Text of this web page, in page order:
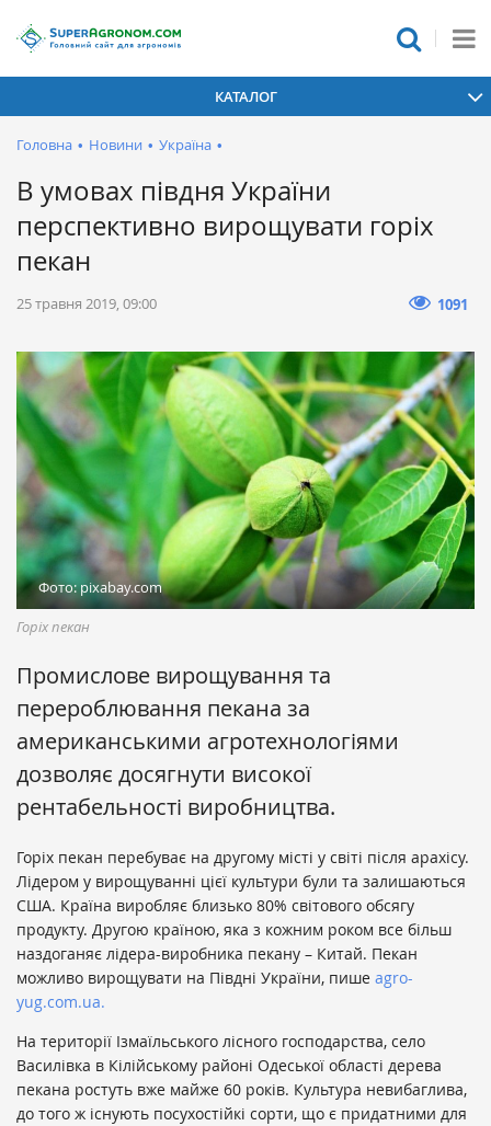
КАТАЛОГ
Головна • Новини • Україна •
В умовах півдня України
перспективно вирощувати горіх
пекан
25 травня 2019, 09:00 1091
Фото: pixabay.com
Горіх пекан
Промислове вирощування та
перероблювання пекана за
американськими агротехнологіями
дозволяє досягнути високої
рентабельності виробництва.
Горіх пекан перебуває на другому місті у світі після арахісу.
Лідером у вирощуванні цієї культури були та залишаються
США. Країна виробляє близько 80% світового обсягу
продукту. Другою країною, яка з кожним роком все більш
наздоганяє лідера-виробника пекану – Китай. Пекан
можливо вирощувати на Півдні України, пише agro-
yug.com.ua.
На території Ізмаїльського лісного господарства, село
Василівка в Кілійському районі Одеської області дерева
пекана ростуть вже майже 60 років. Культура невибаглива,
до того ж існують посухостійкі сорти, що є придатними для